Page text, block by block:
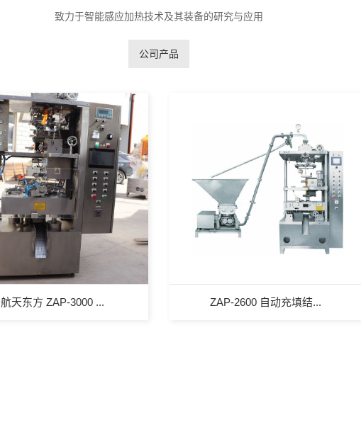
致力于智能感应加热技术及其装备的研究与应用
公司产品
航天东方 ZAP-3000 ... ZAP-2600 自动充填结...